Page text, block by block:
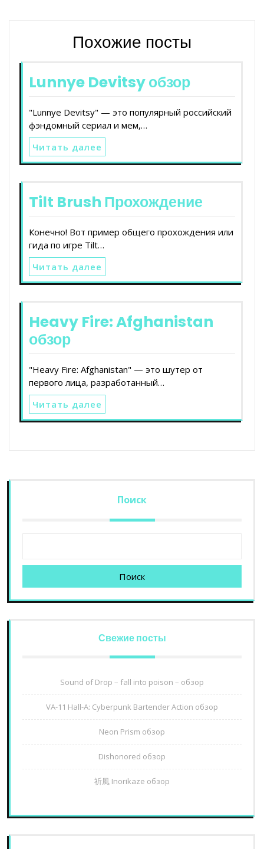
Похожие посты
Lunnye Devitsy обзор
"Lunnye Devitsy" — это популярный российский
фэндомный сериал и мем,…
Читать далее
Tilt Brush Прохождение
Конечно! Вот пример общего прохождения или
гида по игре Tilt…
Читать далее
Heavy Fire: Afghanistan
обзор
"Heavy Fire: Afghanistan" — это шутер от
первого лица, разработанный…
Читать далее
Поиск
Поиск
Свежие посты
Sound of Drop – fall into poison – обзор
VA-11 Hall-A: Cyberpunk Bartender Action обзор
Neon Prism обзор
Dishonored обзор
祈風 Inorikaze обзор